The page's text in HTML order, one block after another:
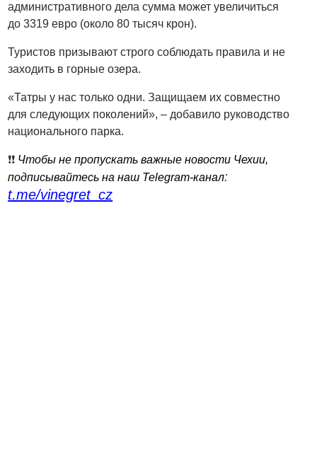
административного дела сумма может увеличиться
до 3319 евро (около 80 тысяч крон).
Туристов призывают строго соблюдать правила и не
заходить в горные озера.
«Татры у нас только одни. Защищаем их совместно
для следующих поколений», – добавило руководство
национального парка.
❗️❗️ Чтобы не пропускать важные новости Чехии,
подписывайтесь на наш Telegram-канал:
t.me/vinegret_cz